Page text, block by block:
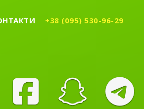
+38 (095) 530-96-29